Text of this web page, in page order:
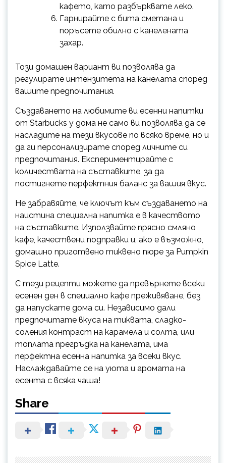
кафето, като разбърквате леко.
Гарнирайте с бита сметана и
поръсете обилно с канелената
захар.
Този домашен вариант ви позволява да
регулирате интензитета на канелата според
вашите предпочитания.
Създаването на любимите ви есенни напитки
от Starbucks у дома не само ви позволява да се
насладите на тези вкусове по всяко време, но и
да ги персонализирате според личните си
предпочитания. Експериментирайте с
количествата на съставките, за да
постигнете перфектния баланс за вашия вкус.
Не забравяйте, че ключът към създаването на
наистина специална напитка е в качеството
на съставките. Използвайте прясно смляно
кафе, качествени подправки и, ако е възможно,
домашно приготвено тиквено пюре за Pumpkin
Spice Latte.
С тези рецепти можете да превърнете всеки
есенен ден в специално кафе преживяване, без
да напускате дома си. Независимо дали
предпочитате вкуса на тиквата, сладко-
соления контраст на карамела и солта, или
топлата прегръдка на канелата, има
перфектна есенна напитка за всеки вкус.
Наслаждавайте се на уюта и аромата на
есента с всяка чаша!
Share